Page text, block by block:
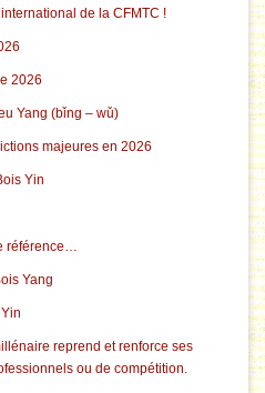
de la CFMTC !
2026
Yang (bǐng – wǔ)
majeures en 2026
Yin
référence…
Yang
reprend et renforce ses
ou de compétition.